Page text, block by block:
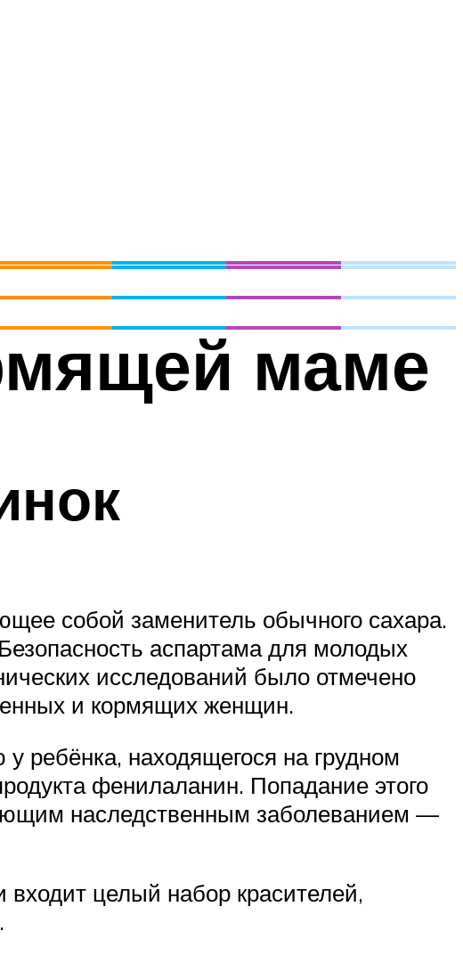
маме
собой заменитель обычного сахара.
аспартама для молодых
исследований было отмечено
и кормящих женщин.
ребёнка, находящегося на грудном
фенилаланин. Попадание этого
наследственным заболеванием —
целый набор красителей,